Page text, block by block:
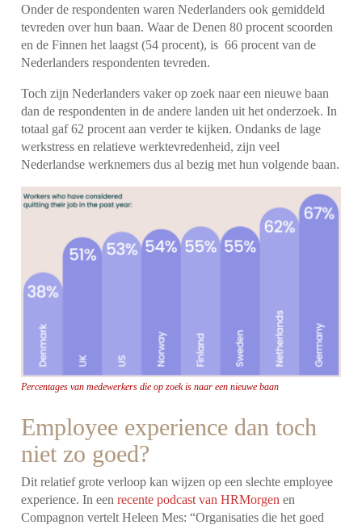
Onder de respondenten waren Nederlanders ook gemiddeld
tevreden over hun baan. Waar de Denen 80 procent scoorden
en de Finnen het laagst (54 procent), is 66 procent van de
Nederlanders respondenten tevreden.
Toch zijn Nederlanders vaker op zoek naar een nieuwe baan
dan de respondenten in de andere landen uit het onderzoek. In
totaal gaf 62 procent aan verder te kijken. Ondanks de lage
werkstress en relatieve werktevredenheid, zijn veel
Nederlandse werknemers dus al bezig met hun volgende baan.
Percentages van medewerkers die op zoek is naar een nieuwe baan
Employee experience dan toch
niet zo goed?
Dit relatief grote verloop kan wijzen op een slechte employee
experience. In eenrecente podcast van HRMorgen en
Compagnon vertelt Heleen Mes: “Organisaties die het goed